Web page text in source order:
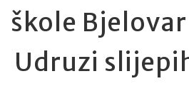
škole
Udruzi